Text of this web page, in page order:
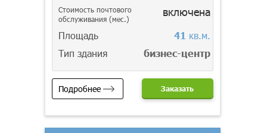
Стоимость почтового
обслуживания (мес.)
включена
Площадь 41 кв.м.
Тип здания
бизнес-центр
Подробнее Заказать